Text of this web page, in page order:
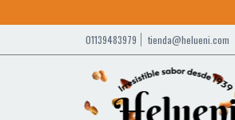
01139483979 tienda@helueni.com